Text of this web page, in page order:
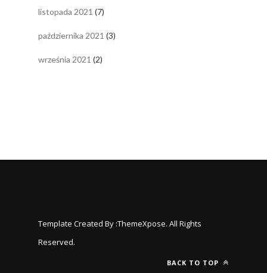
listopada 2021 (7)
października 2021 (3)
września 2021 (2)
Template Created By :ThemeXpose. All Rights
Reserved.
BACK TO TOP